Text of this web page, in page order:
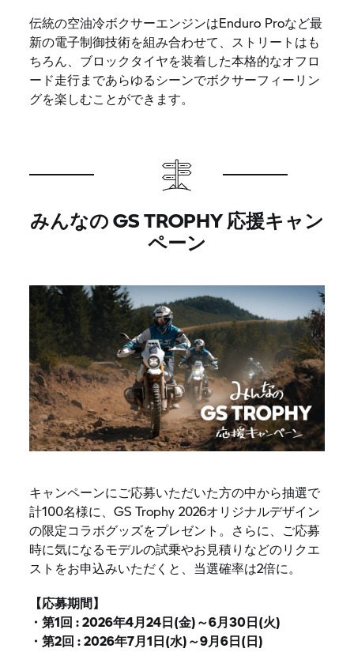
伝統の空油冷ボクサーエンジンはEnduro Proなど最
新の電子制御技術を組み合わせて、ストリートはも
ちろん、ブロックタイヤを装着した本格的なオフロ
ード走行まであらゆるシーンでボクサーフィーリン
グを楽しむことができます。
みんなのGS TROPHY応援キャン
ペーン
キャンペーンにご応募いただいた方の中から抽選で
計100名様に、GS Trophy 2026オリジナルデザイン
の限定コラボグッズをプレゼント。さらに、ご応募
時に気になるモデルの試乗やお見積りなどのリクエ
ストをお申込みいただくと、当選確率は2倍に。
【応募期間】
・第1回 : 2026年4月24日(金)～6月30日(火)
・第2回 : 2026年7月1日(水)～9月6日(日)